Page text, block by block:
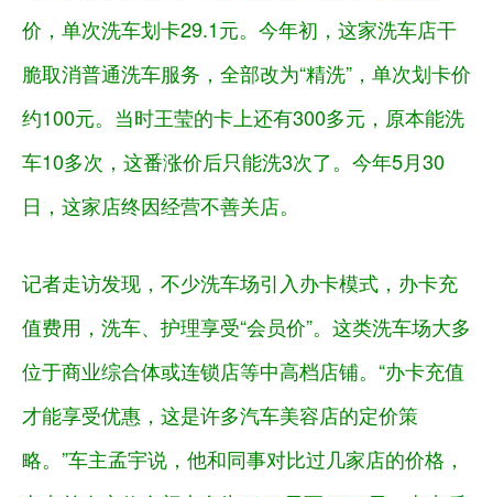
价，单次洗车划卡29.1元。今年初，这家洗车店干
脆取消普通洗车服务，全部改为“精洗”，单次划卡价
约100元。当时王莹的卡上还有300多元，原本能洗
车10多次，这番涨价后只能洗3次了。今年5月30
日，这家店终因经营不善关店。
记者走访发现，不少洗车场引入办卡模式，办卡充
值费用，洗车、护理享受“会员价”。这类洗车场大多
位于商业综合体或连锁店等中高档店铺。“办卡充值
才能享受优惠，这是许多汽车美容店的定价策
略。”车主孟宇说，他和同事对比过几家店的价格，